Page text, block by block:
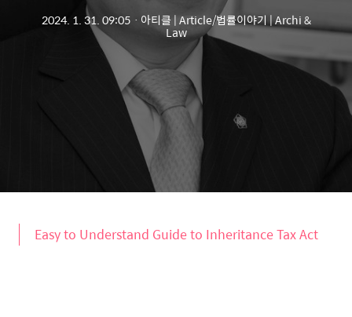
2024. 1. 31. 09:05ㆍ 아티클 | Article/법률이야기 | Archi &
Law
Easy to Understand Guide to Inheritance Tax Act